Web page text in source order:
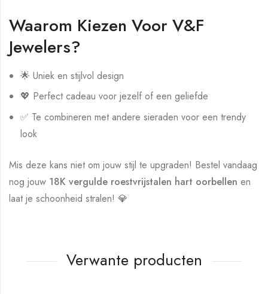
Waarom Kiezen Voor V&F
Jewelers?
🌟 Uniek en stijlvol design
💖 Perfect cadeau voor jezelf of een geliefde
✅ Te combineren met andere sieraden voor een trendy
look
Mis deze kans niet om jouw stijl te upgraden! Bestel vandaag
nog jouw 18K vergulde roestvrijstalen hart oorbellen en
laat je schoonheid stralen! 💎
Verwante producten